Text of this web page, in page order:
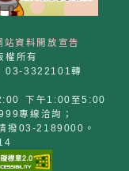
站資料開放宣告
權所有
03-3322101轉
下午1:00至5:00
專線洽詢；
撥03-2189000。